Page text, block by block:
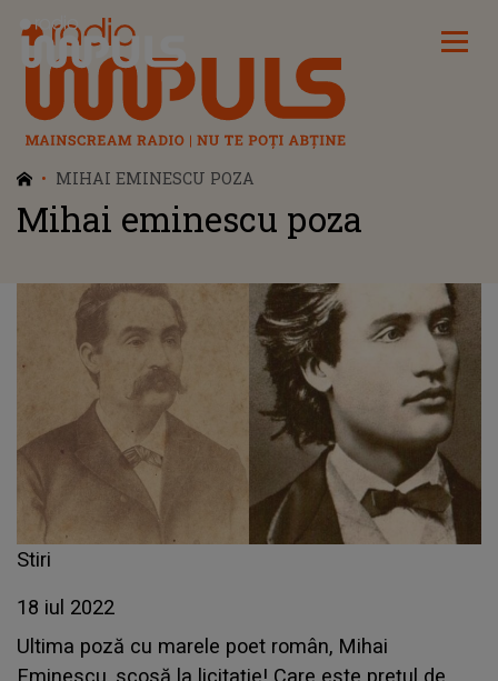
Radio Impuls
MIHAI EMINESCU POZA
Mihai eminescu poza
Stiri
18 iul 2022
Ultima poză cu marele poet român, Mihai
Eminescu, scosă la licitație! Care este prețul de